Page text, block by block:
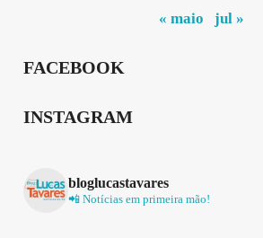
« maio jul »
FACEBOOK
INSTAGRAM
bloglucastavares
📲 Notícias em primeira mão!